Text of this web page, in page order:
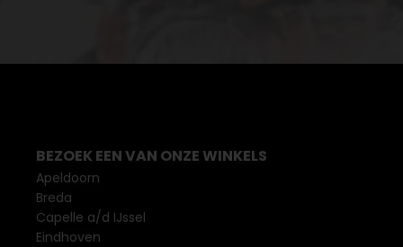
BEZOEK EEN VAN ONZE WINKELS
Apeldoorn
Breda
Capelle a/d IJssel
Eindhoven